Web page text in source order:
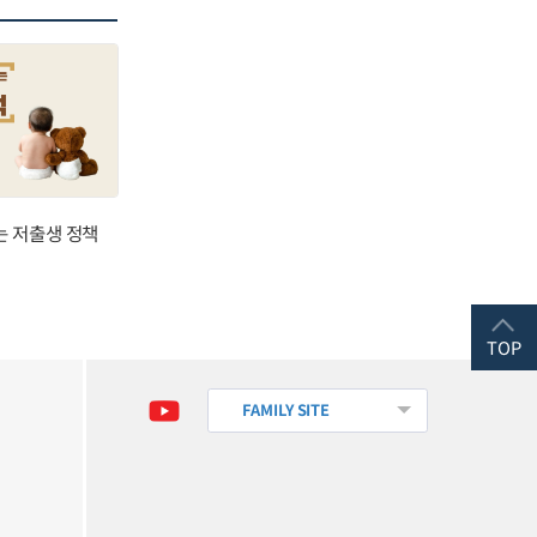
저출생 정책
FAMILY SITE
TOP